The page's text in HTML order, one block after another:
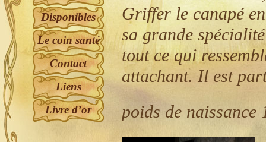
Griffer le canapé
sa grande
tout ce qui
attachant. Il est
poids de naissance
Disponibles
Le coin santé
Contact
Liens
Livre d’or